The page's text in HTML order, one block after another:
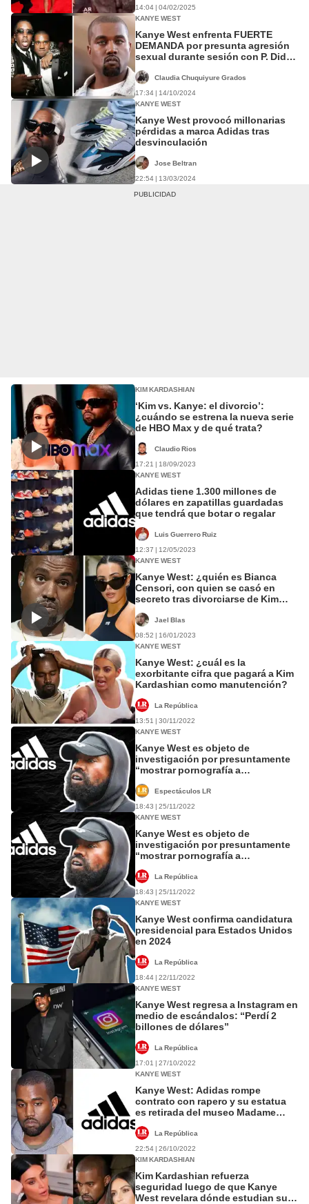
14:04 | 04/02/2025
KANYE WEST
Kanye West enfrenta FUERTE
DEMANDA por presunta agresión
sexual durante sesión con P. Diddy
Claudia Chuquiyure Grados
17:34 | 14/10/2024
KANYE WEST
Kanye West provocó millonarias
pérdidas a marca Adidas tras
desvinculación
Jose Beltran
22:54 | 13/03/2024
KIM KARDASHIAN
‘Kim vs. Kanye: el divorcio’:
¿cuándo se estrena la nueva serie
de HBO Max y de qué trata?
Claudio Rios
17:21 | 18/09/2023
KANYE WEST
Adidas tiene 1.300 millones de
dólares en zapatillas guardadas
que tendrá que botar o regalar
Luis Guerrero Ruiz
12:37 | 12/05/2023
KANYE WEST
Kanye West: ¿quién es Bianca
Censori, con quien se casó en
secreto tras divorciarse de Kim
Jael Blas
08:52 | 16/01/2023
KANYE WEST
Kanye West: ¿cuál es la
exorbitante cifra que pagará a Kim
Kardashian como manutención?
La República
13:51 | 30/11/2022
KANYE WEST
Kanye West es objeto de
investigación por presuntamente
“mostrar pornografía a
Espectáculos LR
18:43 | 25/11/2022
KANYE WEST
Kanye West es objeto de
investigación por presuntamente
“mostrar pornografía a
La República
18:43 | 25/11/2022
KANYE WEST
Kanye West confirma candidatura
presidencial para Estados Unidos
en 2024
La República
18:44 | 22/11/2022
KANYE WEST
Kanye West regresa a Instagram en
medio de escándalos: “Perdí 2
billones de dólares”
La República
17:01 | 27/10/2022
KANYE WEST
Kanye West: Adidas rompe
contrato con rapero y su estatua
es retirada del museo Madame
La República
22:54 | 26/10/2022
KIM KARDASHIAN
Kim Kardashian refuerza
seguridad luego de que Kanye
West revelara dónde estudian sus